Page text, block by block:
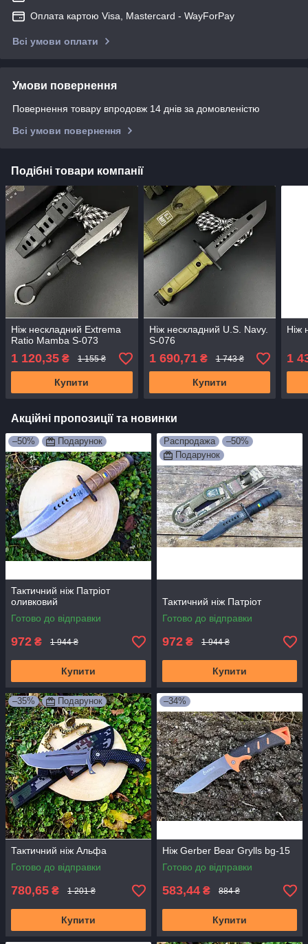
Оплата картою Visa, Mastercard - WayForPay
Всі умови оплати
Умови повернення
Повернення товару впродовж 14 днів за домовленістю
Всі умови повернення
Подібні товари компанії
Ніж нескладний Extrema
Ratio Mamba S-073
1 120,35 ₴ 1 155 ₴
Купити
Ніж нескладний U.S. Navy.
S-076
1 690,71₴ 1 743 ₴
Купити
Ніж
1
Акційні пропозиції та новинки
–50% Подарунок
Тактичний ніж Патріот
оливковий
Готово до відправки
972 ₴ 1 944 ₴
Купити
Распродажа
–50%
Подарунок
Тактичний ніж Патріот
Готово до відправки
972 ₴ 1 944 ₴
Купити
–35% Подарунок
Тактичний ніж Альфа
Готово до відправки
780,65 ₴ 1 201 ₴
Купити
–34%
Ніж Gerber Bear Grylls bg-15
Готово до відправки
583,44 ₴ 884 ₴
Купити